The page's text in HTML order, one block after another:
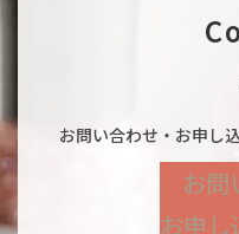
お問い合わせ・お申し
お問
お申し